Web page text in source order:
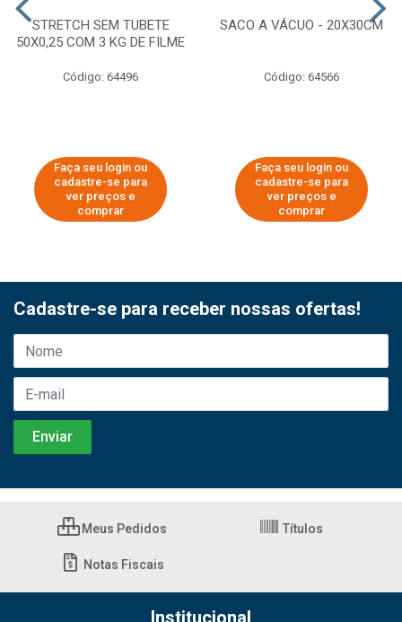
STRETCH SEM TUBETE
50X0,25 COM 3 KG DE FILME
Código: 64496
Faça seu login ou
cadastre-se para
ver preços e
comprar
SACO A VÁCUO - 20X30CM
Código: 64566
Faça seu login ou
cadastre-se para
ver preços e
comprar
Cadastre-se para receber nossas ofertas!
Meus Pedidos Títulos
Notas Fiscais
Institucional